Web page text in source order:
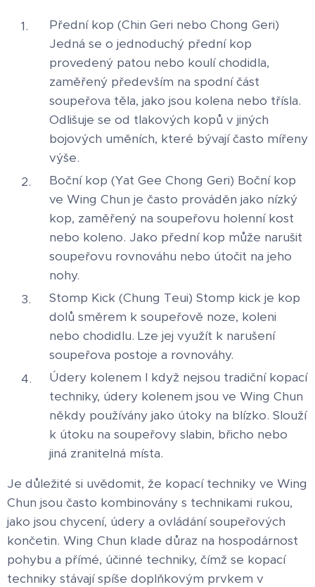
Přední kop (Chin Geri nebo Chong Geri)
Jedná se o jednoduchý přední kop
provedený patou nebo koulí chodidla,
zaměřený především na spodní část
soupeřova těla, jako jsou kolena nebo třísla.
Odlišuje se od tlakových kopů v jiných
bojových uměních, které bývají často mířeny
výše.
Boční kop (Yat Gee Chong Geri) Boční kop
ve Wing Chun je často prováděn jako nízký
kop, zaměřený na soupeřovu holenní kost
nebo koleno. Jako přední kop může narušit
soupeřovu rovnováhu nebo útočit na jeho
nohy.
Stomp Kick (Chung Teui) Stomp kick je kop
dolů směrem k soupeřově noze, koleni
nebo chodidlu. Lze jej využít k narušení
soupeřova postoje a rovnováhy.
Údery kolenem I když nejsou tradiční kopací
techniky, údery kolenem jsou ve Wing Chun
někdy používány jako útoky na blízko. Slouží
k útoku na soupeřovy slabin, břicho nebo
jiná zranitelná místa.
Je důležité si uvědomit, že kopací techniky ve Wing
Chun jsou často kombinovány s technikami rukou,
jako jsou chycení, údery a ovládání soupeřových
končetin. Wing Chun klade důraz na hospodárnost
pohybu a přímé, účinné techniky, čímž se kopací
techniky stávají spíše doplňkovým prvkem v